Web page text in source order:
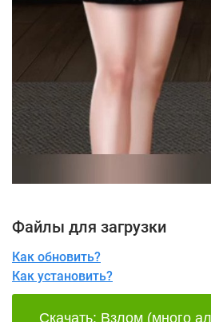
Файлы для загрузки
Как обновить?
Как установить?
Скачать: Взлом (много